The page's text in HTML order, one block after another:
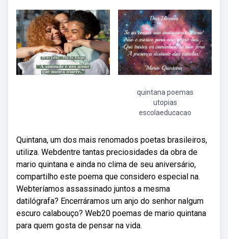
quintana poemas
utopias
escolaeducacao
Quintana, um dos mais renomados poetas brasileiros,
utiliza. Webdentre tantas preciosidades da obra de
mario quintana e ainda no clima de seu aniversário,
compartilho este poema que considero especial na.
Webteríamos assassinado juntos a mesma
datilógrafa? Encerráramos um anjo do senhor nalgum
escuro calabouço? Web20 poemas de mario quintana
para quem gosta de pensar na vida.